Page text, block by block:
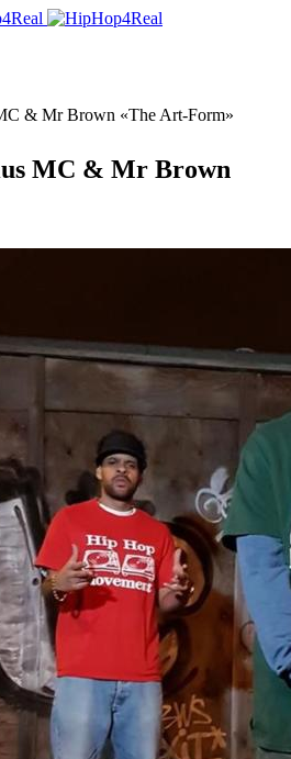
& Mr Brown «The Art-Form»
MC & Mr Brown